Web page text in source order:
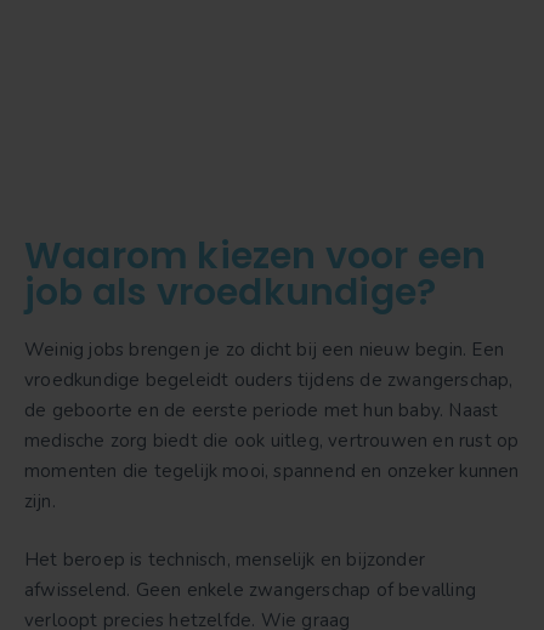
Waarom kiezen voor een
job als vroedkundige?
Weinig jobs brengen je zo dicht bij een nieuw begin. Een
vroedkundige begeleidt ouders tijdens de zwangerschap,
de geboorte en de eerste periode met hun baby. Naast
medische zorg biedt die ook uitleg, vertrouwen en rust op
momenten die tegelijk mooi, spannend en onzeker kunnen
zijn.
Het beroep is technisch, menselijk en bijzonder
afwisselend. Geen enkele zwangerschap of bevalling
verloopt precies hetzelfde. Wie graag